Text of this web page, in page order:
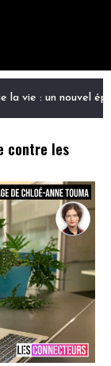
la vie : un nouvel
contre les